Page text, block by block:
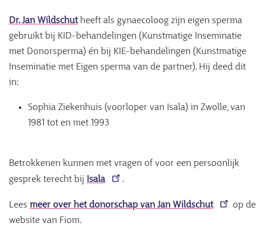
Dr. Jan Wildschutheeft als gynaecoloog zijn eigen sperma
gebruikt bij KID-behandelingen (Kunstmatige Inseminatie
met Donorsperma) én bij KIE-behandelingen (Kunstmatige
Inseminatie met Eigen sperma van de partner). Hij deed dit
in:
Sophia Ziekenhuis (voorloper van Isala) in Zwolle, van
1981 tot en met 1993
Betrokkenen kunnen met vragen of voor een persoonlijk
gesprek terecht bij Isala .
Lees meer over het donorschap van Jan Wildschut
op de
website van Fiom.